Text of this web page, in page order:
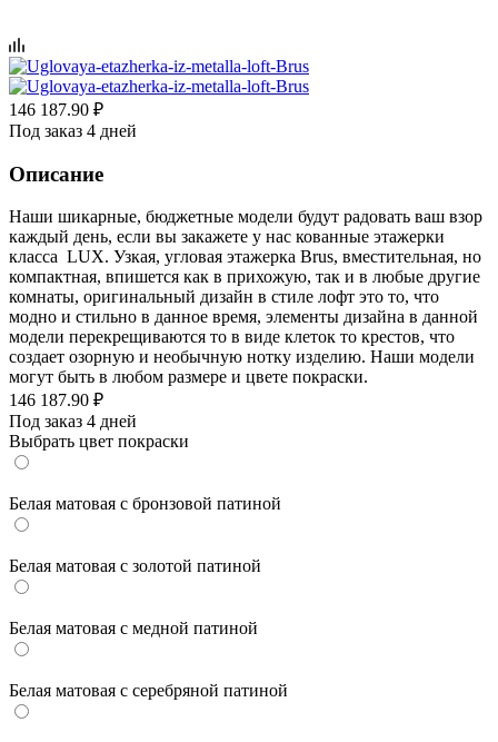
146 187.90 ₽
Под заказ 4 дней
Описание
Наши шикарные, бюджетные модели будут радовать ваш взор
каждый день, если вы закажете у нас кованные этажерки
класса LUX. Узкая, угловая этажерка Brus, вместительная, но
компактная, впишется как в прихожую, так и в любые другие
комнаты, оригинальный дизайн в стиле лофт это то, что
модно и стильно в данное время, элементы дизайна в данной
модели перекрещиваются то в виде клеток то крестов, что
создает озорную и необычную нотку изделию. Наши модели
могут быть в любом размере и цвете покраски.
146 187.90 ₽
Под заказ 4 дней
Выбрать цвет покраски
Белая матовая с бронзовой патиной
Белая матовая с золотой патиной
Белая матовая с медной патиной
Белая матовая с серебряной патиной